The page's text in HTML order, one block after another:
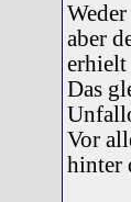
aber
erhielt
Das
Vor
hinter